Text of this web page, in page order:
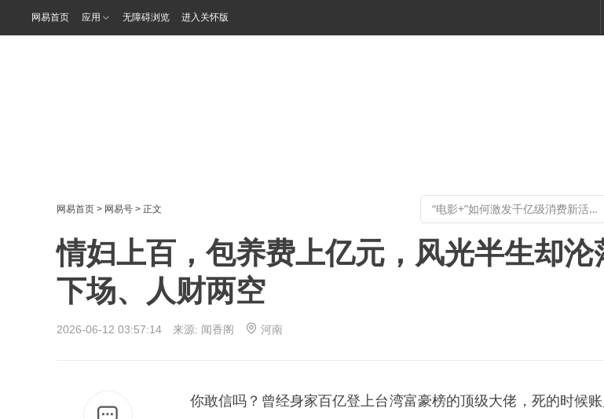
网易首页 应用 无障碍浏览 进入关怀版
网易首页 > 网易号 > 正文
情妇上百，包养费上亿元，风光半生却沦
下场、人财两空
2026-06-12 03:57:14 来源: 闻香阁 河南
你敢信吗？曾经身家百亿登上台湾富豪榜的顶级大佬，死的时候账